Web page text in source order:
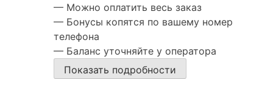
— Можно оплатить весь заказ
— Бонусы копятся по вашему номер
телефона
— Баланс уточняйте у оператора
Показать подробности